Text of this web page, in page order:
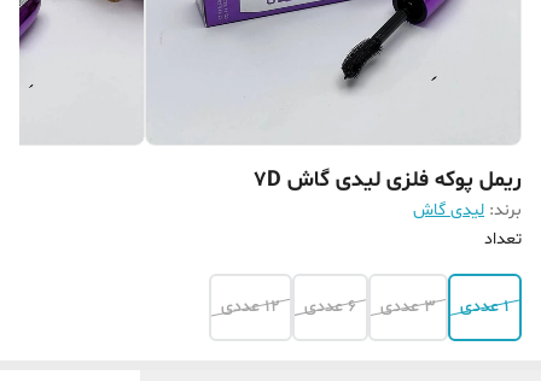
ریمل پوکه فلزی لیدی گاش 7D
برند: لیدی گاش
تعداد
1 عددی 3 عددی 6 عددی 12 عددی